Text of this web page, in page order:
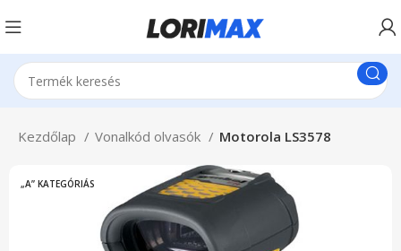
Kezdőlap Vonalkód olvasók Motorola LS3578
„A” KATEGÓRIÁS